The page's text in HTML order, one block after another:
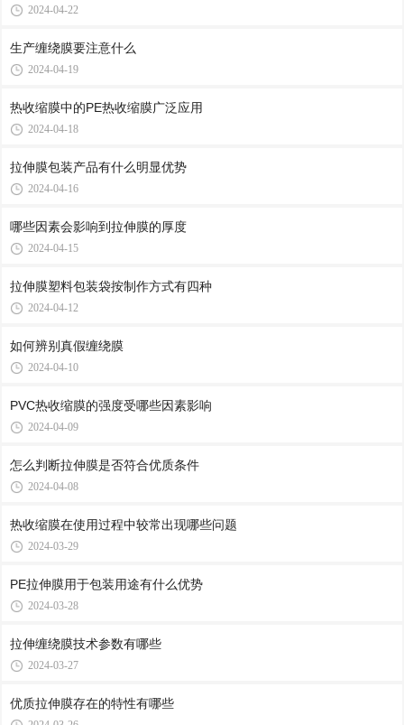
2024-04-22
生产缠绕膜要注意什么
2024-04-19
热收缩膜中的PE热收缩膜广泛应用
2024-04-18
拉伸膜包装产品有什么明显优势
2024-04-16
哪些因素会影响到拉伸膜的厚度
2024-04-15
拉伸膜塑料包装袋按制作方式有四种
2024-04-12
如何辨别真假缠绕膜
2024-04-10
PVC热收缩膜的强度受哪些因素影响
2024-04-09
怎么判断拉伸膜是否符合优质条件
2024-04-08
热收缩膜在使用过程中较常出现哪些问题
2024-03-29
PE拉伸膜用于包装用途有什么优势
2024-03-28
拉伸缠绕膜技术参数有哪些
2024-03-27
优质拉伸膜存在的特性有哪些